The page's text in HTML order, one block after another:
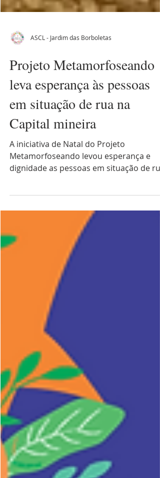
Projeto Metamorfoseando
leva esperança às pessoas
em situação de rua na
Capital mineira
A iniciativa de Natal do Projeto
Metamorfoseando levou esperança e
em Belo Horizonte. Confira!